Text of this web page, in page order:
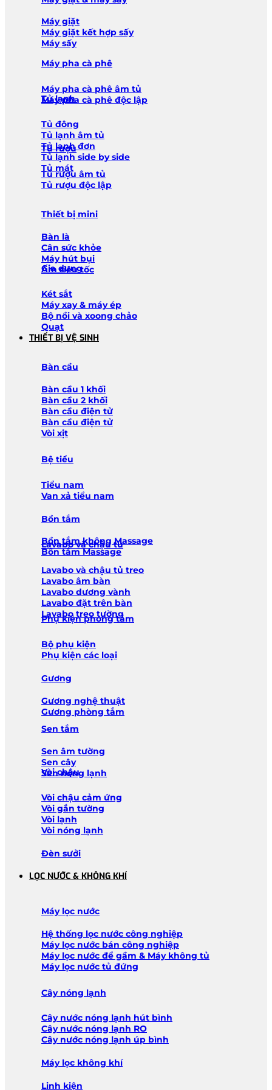
Máy giặt
Máy giặt kết hợp sấy
Máy sấy
Máy pha cà phê
Máy pha cà phê âm tủ
Máy pha cà phê độc lập
Tủ lạnh
Tủ đông
Tủ lạnh âm tủ
Tủ lạnh đơn
Tủ lạnh side by side
Tủ mát
Tủ rượu
Tủ rượu âm tủ
Tủ rượu độc lập
Thiết bị mini
Bàn là
Cân sức khỏe
Máy hút bụi
Ấm siêu tốc
Gia dụng
Két sắt
Máy xay & máy ép
Bộ nồi và xoong chảo
Quạt
THIẾT BỊ VỆ SINH
Bàn cầu
Bàn cầu 1 khối
Bàn cầu 2 khối
Bàn cầu điện tử
Bàn cầu điện tử
Vòi xịt
Bệ tiểu
Tiểu nam
Van xả tiểu nam
Bồn tắm
Bồn tắm không Massage
Bồn tắm Massage
Lavabo và chậu tủ
Lavabo và chậu tủ treo
Lavabo âm bàn
Lavabo dương vành
Lavabo đặt trên bàn
Lavabo treo tường
Phụ kiện phòng tắm
Bộ phụ kiện
Phụ kiện các loại
Gương
Gương nghệ thuật
Gương phòng tắm
Sen tắm
Sen âm tường
Sen cây
Sen nóng lạnh
Vòi chậu
Vòi chậu cảm ứng
Vòi gắn tường
Vòi lạnh
Vòi nóng lạnh
Đèn sưởi
LỌC NƯỚC & KHÔNG KHÍ
Máy lọc nước
Hệ thống lọc nước công nghiệp
Máy lọc nước bán công nghiệp
Máy lọc nước để gầm & Máy không tủ
Máy lọc nước tủ đứng
Cây nóng lạnh
Cây nước nóng lạnh hút bình
Cây nước nóng lạnh RO
Cây nước nóng lạnh úp bình
Máy lọc không khí
Linh kiện